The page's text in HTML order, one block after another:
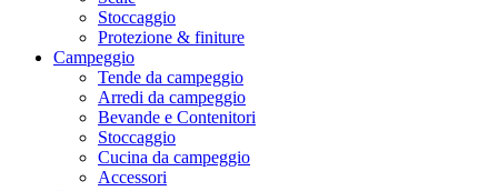
Stoccaggio
Protezione & finiture
Campeggio
Tende da campeggio
Arredi da campeggio
Bevande e Contenitori
Stoccaggio
Cucina da campeggio
Accessori